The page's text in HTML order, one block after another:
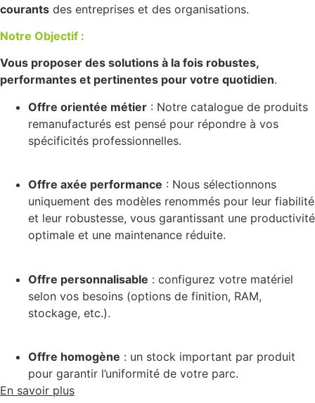
courants des entreprises et des organisations.
Notre Objectif :
Vous proposer des solutions à la fois robustes,
performantes et pertinentes pour votre quotidien.
Offre orientée métier : Notre catalogue de produits
remanufacturés est pensé pour répondre à vos
spécificités professionnelles.
Offre axée performance : Nous sélectionnons
uniquement des modèles renommés pour leur fiabilité
et leur robustesse, vous garantissant une productivité
optimale et une maintenance réduite.
Offre personnalisable : configurez votre matériel
selon vos besoins (options de finition, RAM,
stockage, etc.).
Offre homogène : un stock important par produit
pour garantir l’uniformité de votre parc.
En savoir plus